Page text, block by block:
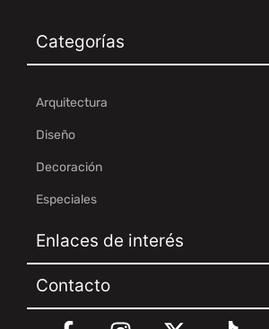
Categorías
Arquitectura
Diseño
Decoración
Especiales
Enlaces de interés
Contacto